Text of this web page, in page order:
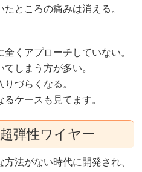
たところの痛みは消える。
全くアプローチしていない。
てしまう方が多い。
りづらくなる。
るケースも見てます。
弾性ワイヤー
法がない時代に開発され、